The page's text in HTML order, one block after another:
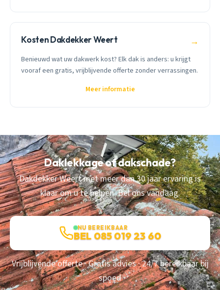
Kosten Dakdekker Weert →
Benieuwd wat uw dakwerk kost? Elk dak is anders: u krijgt
vooraf een gratis, vrijblijvende offerte zonder verrassingen.
Meer informatie
Daklekkage of dakschade?
Dakdekker Weert met meer dan 30 jaar ervaring is
klaar om u te helpen. Bel ons vandaag.
NU BEREIKBAAR
BEL 085 019 23 60
Vrijblijvende offerte · Gratis advies · 24/7 bereikbaar bij
spoed